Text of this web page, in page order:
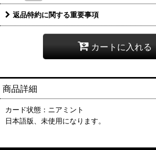
返品特約に関する重要事項
カートに入れる
商品詳細
カード状態：ニアミント
日本語版、未使用になります。